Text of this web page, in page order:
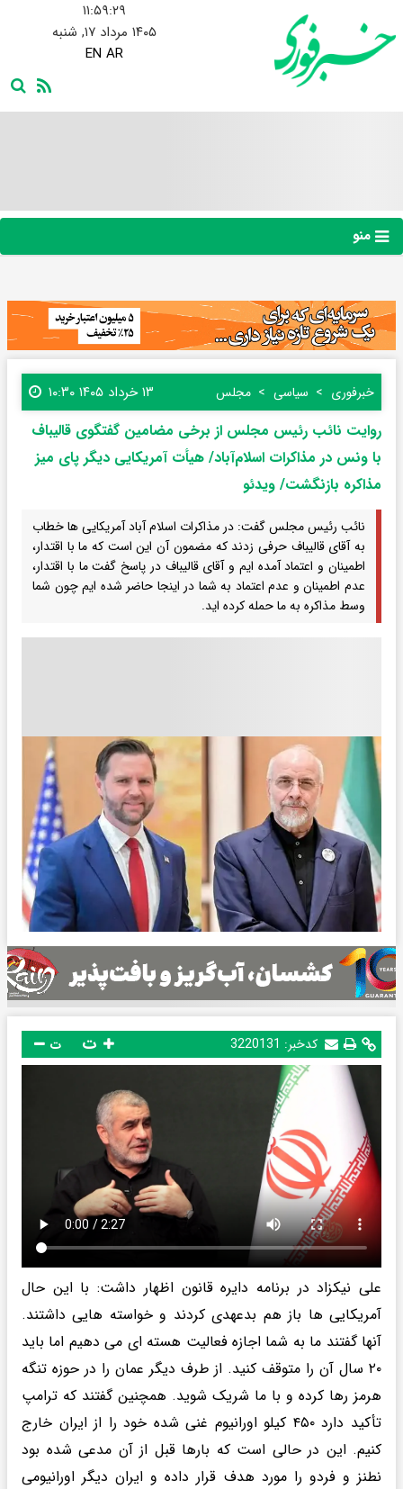
۱۱:۵۹:۳۰
۱۴۰۵ مرداد ۱۷, شنبه
EN AR
منو
خبرفوری سیاسی مجلس ۱۳ خرداد ۱۴۰۵ ۱۰:۳۰
روایت نائب رئیس مجلس از برخی مضامین گفتگوی قالیباف
با ونس در مذاکرات اسلام‌آباد/ هیأت آمریکایی دیگر پای میز
مذاکره بازنگشت/ ویدئو
نائب رئیس مجلس گفت: در مذاکرات اسلام آباد آمریکایی ها خطاب
به آقای قالیباف حرفی زدند که مضمون آن این است که ما با اقتدار،
اطمینان و اعتماد آمده ایم و آقای قالیباف در پاسخ گفت ما با اقتدار،
عدم اطمینان و عدم اعتماد به شما در اینجا حاضر شده ایم چون شما
وسط مذاکره به ما حمله کرده اید.
کدخبر: 3220131 ت
علی نیکزاد در برنامه دایره قانون اظهار داشت: با این حال
آمریکایی ها باز هم بدعهدی کردند و خواسته هایی داشتند.
آنها گفتند ما به شما اجازه فعالیت هسته ای می دهیم اما باید
۲۰ سال آن را متوقف کنید. از طرف دیگر عمان را در حوزه تنگه
هرمز رها کرده و با ما شریک شوید. همچنین گفتند که ترامپ
تأکید دارد ۴۵۰ کیلو اورانیوم غنی شده خود را از ایران خارج
کنیم. این در حالی است که بارها قبل از آن مدعی شده بود
نطنز و فردو را مورد هدف قرار داده و ایران دیگر اورانیومی